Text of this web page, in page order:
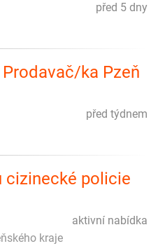
před 5 dny
ka Pzeň
před týdnem
policie
aktivní nabídka
kraje